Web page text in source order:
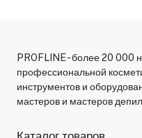
PROFLINE - более 20 000
профессиональной
инструментов и
мастеров и мастеров